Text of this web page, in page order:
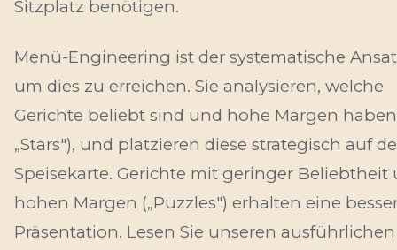
Sitzplatz benötigen.
Menü-Engineering ist der systematische
um dies zu erreichen. Sie analysieren, welche
Gerichte beliebt sind und hohe Margen
„Stars"), und platzieren diese strategisch auf
Speisekarte. Gerichte mit geringer Beliebtheit
hohen Margen („Puzzles") erhalten eine
Präsentation. Lesen Sie unseren ausführlichen